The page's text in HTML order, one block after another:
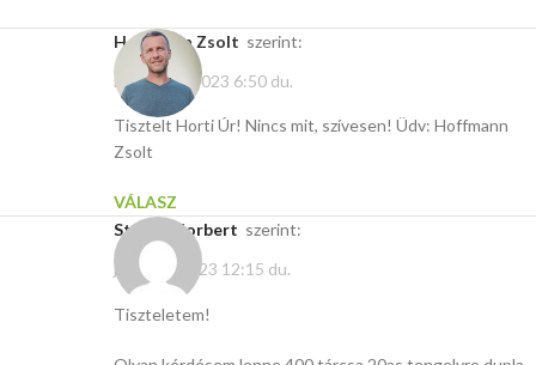
Hoffmann Zsolt szerint:
március 6, 2023 6:50 du.
Tisztelt Horti Úr! Nincs mit, szívesen! Üdv: Hoffmann
Zsolt
VÁLASZ
Strobli Norbert szerint:
január 3, 2023 12:15 du.
Tiszteletem!